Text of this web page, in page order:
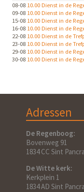
08-08 10.00 Dienst in de
09-08 10.00 Dienst in de
15-08 10.00 Dienst in de
16-08 10.00 Dienst in de
22-08 10.00 Dienst in de
23-08 10.00 Dienst in de
29-08 10.00 Dienst in de
30-08 10.00 Dienst in de
Adressen
De Regenboog:
Bovenweg 91
1834 CC Sint
De Witte kerk:
Kerkplein 1
1834 AD Sint